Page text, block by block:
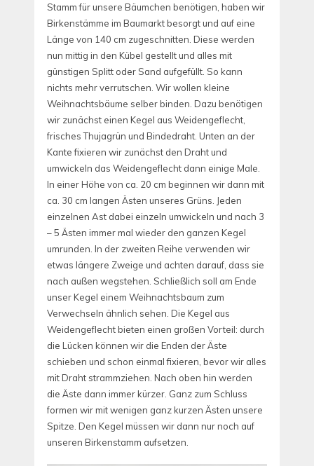
Stamm für unsere Bäumchen benötigen, haben wir
Birkenstämme im Baumarkt besorgt und auf eine
Länge von 140 cm zugeschnitten. Diese werden
nun mittig in den Kübel gestellt und alles mit
günstigen Splitt oder Sand aufgefüllt. So kann
nichts mehr verrutschen. Wir wollen kleine
Weihnachtsbäume selber binden. Dazu benötigen
wir zunächst einen Kegel aus Weidengeflecht,
frisches Thujagrün und Bindedraht. Unten an der
Kante fixieren wir zunächst den Draht und
umwickeln das Weidengeflecht dann einige Male.
In einer Höhe von ca. 20 cm beginnen wir dann mit
ca. 30 cm langen Ästen unseres Grüns. Jeden
einzelnen Ast dabei einzeln umwickeln und nach 3
– 5 Ästen immer mal wieder den ganzen Kegel
umrunden. In der zweiten Reihe verwenden wir
etwas längere Zweige und achten darauf, dass sie
nach außen wegstehen. Schließlich soll am Ende
unser Kegel einem Weihnachtsbaum zum
Verwechseln ähnlich sehen. Die Kegel aus
Weidengeflecht bieten einen großen Vorteil: durch
die Lücken können wir die Enden der Äste
schieben und schon einmal fixieren, bevor wir alles
mit Draht strammziehen. Nach oben hin werden
die Äste dann immer kürzer. Ganz zum Schluss
formen wir mit wenigen ganz kurzen Ästen unsere
Spitze. Den Kegel müssen wir dann nur noch auf
unseren Birkenstamm aufsetzen.